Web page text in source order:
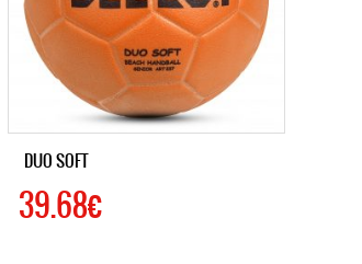
DUO SOFT
39.68€